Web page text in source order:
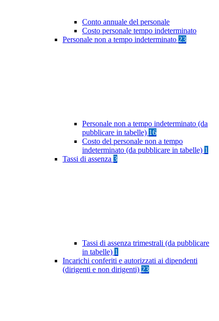
Conto annuale del personale
Costo personale tempo indeterminato
Personale non a tempo indeterminato 23
Personale non a tempo indeterminato (da
pubblicare in tabelle) 16
Costo del personale non a tempo
indeterminato (da pubblicare in tabelle) 1
Tassi di assenza 3
Tassi di assenza trimestrali (da pubblicare
in tabelle) 1
Incarichi conferiti e autorizzati ai dipendenti
(dirigenti e non dirigenti) 23